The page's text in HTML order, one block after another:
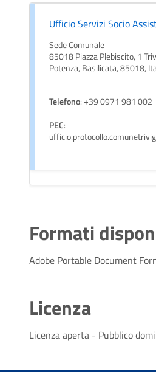
Ufficio Servizi Socio
Sede Comunale
85018 Piazza Plebiscito, 1
Potenza, Basilicata, 85018,
Telefono: +39 0971 981 002
PEC:
Formati
Adobe Portable Document
Licenza
Licenza aperta - Pubblico